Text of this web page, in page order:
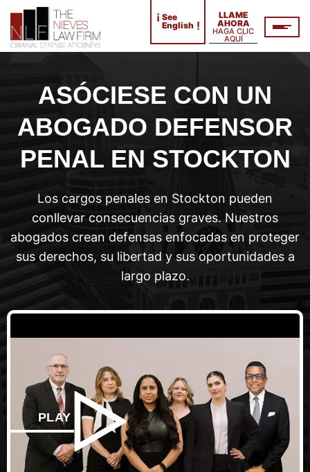
¡ See
English !
LLAME
AHORA
HAGA CLIC
AQUÍ
ASÓCIESE CON UN
ABOGADO DEFENSOR
PENAL EN STOCKTON
Los cargos penales en Stockton pueden
conllevar consecuencias graves. Nuestros
abogados crean defensas enfocadas en proteger
sus derechos, su libertad y sus oportunidades a
largo plazo.
PLAY